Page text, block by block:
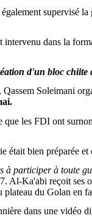
également supervisé
intervenu dans la
d'un bloc chiite
Qassem Soleimani
que les FDI ont
était bien préparée et
à participer à toute
Al-Ka'abi reçoit ses
plateau du Golan en
dans une vidéo